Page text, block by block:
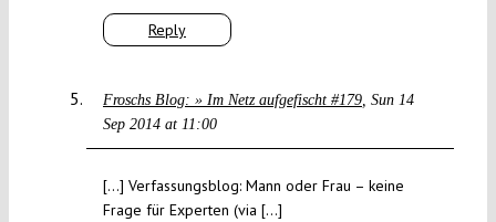
Reply
Froschs Blog: » Im Netz aufgefischt #179 Sun 14
Sep 2014 at 11:00
[…] Verfassungsblog: Mann oder Frau – keine
Frage für Experten (via […]